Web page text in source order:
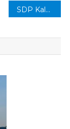
SDP Kalesija velikim promotivnim skupom u BKC-u otvara predizbornu kampanju